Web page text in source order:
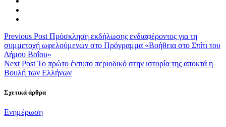
Previous Post Πρόσκληση εκδήλωσης ενδιαφέροντος για τη
συμμετοχή ωφελούμενων στο Πρόγραμμα «Βοήθεια στο Σπίτι του
Δήμου Βοΐου»
Next Post Το πρώτο έντυπο περιοδικό στην ιστορία της αποκτά η
Βουλή των Ελλήνων
Σχετικά άρθρα
Categories
Ενημέρωση